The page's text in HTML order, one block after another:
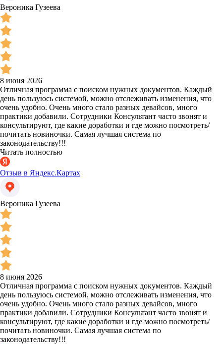
Вероника Гузеева
8 июня 2026
Отличная программа с поиском нужных документов. Каждый
день пользуюсь системой, можно отслеживать изменения, что
очень удобно. Очень много стало разных девайсов, много
практики добавили. Сотрудники Консультант часто звонят и
консультируют, где какие доработки и где можно посмотреть/
почитать новиночки. Самая лучшая система по
законодательству!!!
Читать полностью
Отзыв в Яндекс.Картах
Вероника Гузеева
8 июня 2026
Отличная программа с поиском нужных документов. Каждый
день пользуюсь системой, можно отслеживать изменения, что
очень удобно. Очень много стало разных девайсов, много
практики добавили. Сотрудники Консультант часто звонят и
консультируют, где какие доработки и где можно посмотреть/
почитать новиночки. Самая лучшая система по
законодательству!!!